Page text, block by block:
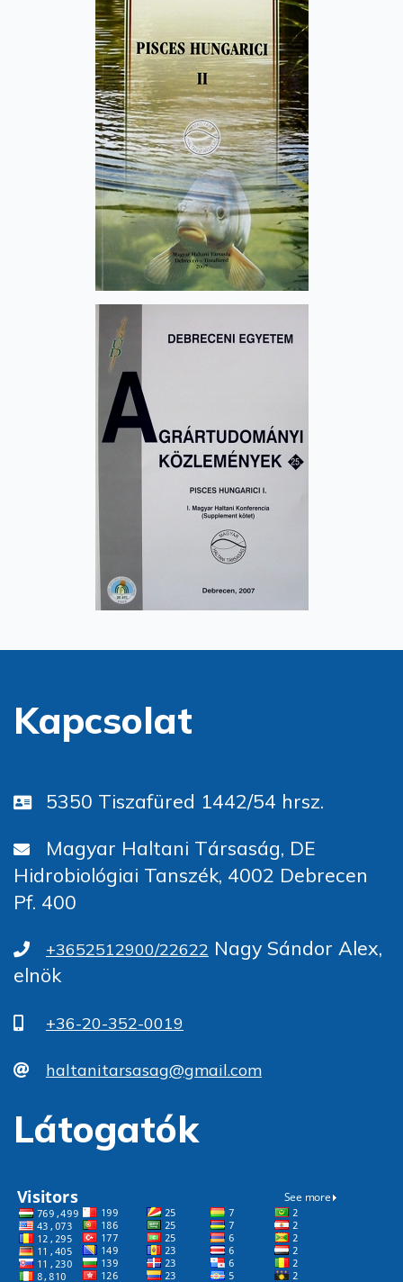
Kapcsolat
5350 Tiszafüred 1442/54 hrsz.
Magyar Haltani Társaság, DE
Hidrobiológiai Tanszék, 4002 Debrecen
Pf. 400
+3652512900/22622 Nagy Sándor Alex,
elnök
+36-20-352-0019
haltanitarsasag@gmail.com
Látogatók